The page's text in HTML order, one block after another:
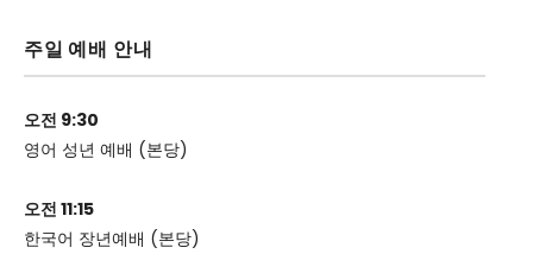
주일 예배 안내
오전 9:30
영어 성년 예배 (본당)
오전 11:15
한국어 장년예배 (본당)